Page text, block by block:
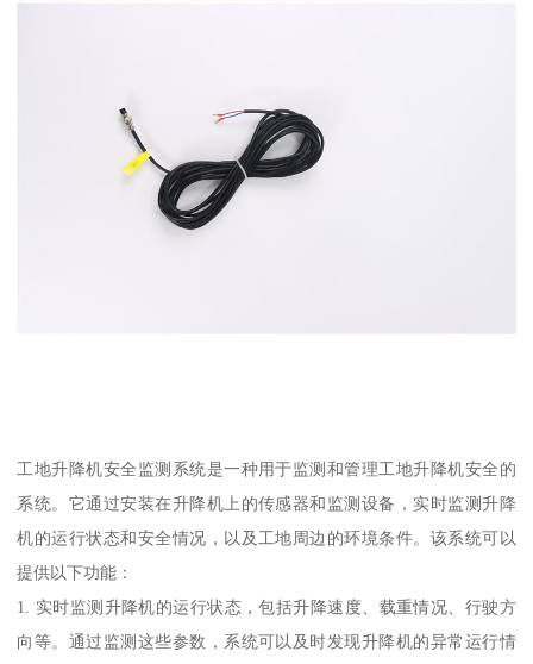
工地升降机安全监测系统是一种用于监测和管理工地升降机安全的
系统。它通过安装在升降机上的传感器和监测设备，实时监测升降
机的运行状态和安全情况，以及工地周边的环境条件。该系统可以
提供以下功能：
1. 实时监测升降机的运行状态，包括升降速度、载重情况、行驶方
向等。通过监测这些参数，系统可以及时发现升降机的异常运行情